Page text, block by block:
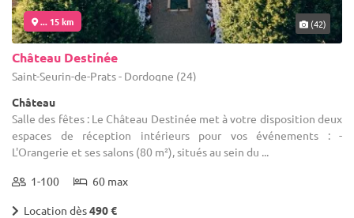
... 15 km (42)
Château Destinée
Saint-Seurin-de-Prats - Dordogne (24)
Château
Salle des fêtes : Le Château Destinée met à votre disposition deux
espaces de réception intérieurs pour vos événements : -
L'Orangerie et ses salons (80 m²), situés au sein du ...
1-100 60 max
Location dès490 €